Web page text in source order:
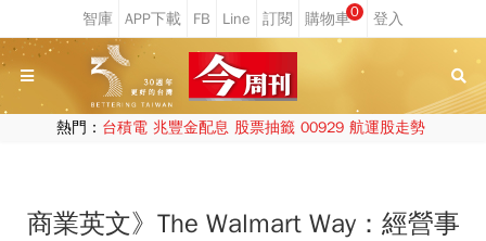
0
熱門： 台積電 兆豐金配息 股票抽籤 00929 航運股走勢
商業英文》The Walmart Way：經營事